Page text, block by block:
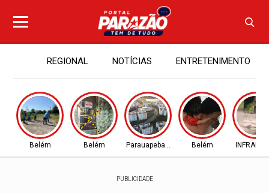
REGIONAL NOTÍCIAS ENTRETENIMENTO
Belém Belém Parauapebas - PA Belém
PUBLICIDADE